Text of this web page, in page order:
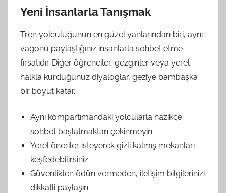
Yeni İnsanlarla Tanışmak
Tren yolculuğunun en güzel yanlarından biri, aynı
vagonu paylaştığınız insanlarla sohbet etme
fırsatıdır. Diğer öğrenciler, gezginler veya yerel
halkla kurduğunuz diyaloglar, geziye bambaşka
bir boyut katar.
Aynı kompartımandaki yolcularla nazikçe
sohbet başlatmaktan çekinmeyin.
Yerel öneriler isteyerek gizli kalmış mekanları
keşfedebilirsiniz.
Güvenlikten ödün vermeden, iletişim bilgilerinizi
dikkatli paylaşın.